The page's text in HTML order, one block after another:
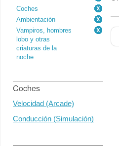
Coches
Ambientación
Vampiros, hombres
lobo y otras
criaturas de la
noche
Coches
Velocidad (Arcade)
Conducción (Simulación)